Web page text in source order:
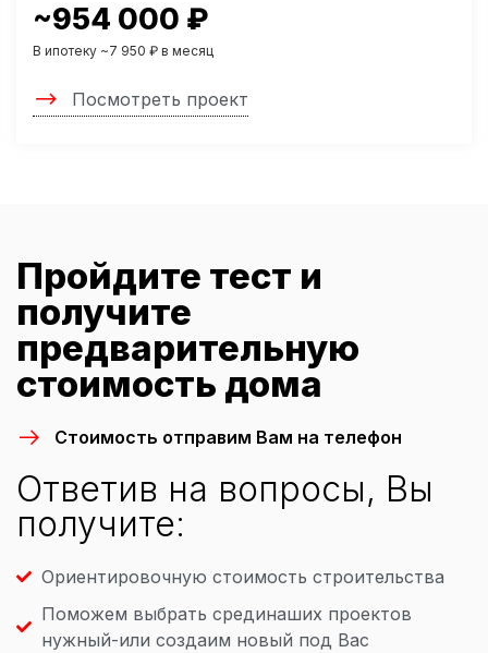
~954 000 ₽
В ипотеку ~7 950 ₽ в месяц
Посмотреть проект
Пройдите тест и
получите
предварительную
стоимость дома
Стоимость отправим Вам на телефон
Ответив на вопросы, Вы
получите:
Ориентировочную стоимость строительства
Поможем выбрать срединаших проектов
нужный-или создаим новый под Вас